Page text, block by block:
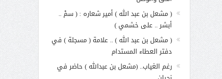
(مشعل بن عبد الله).. الجندي المقاتل من أجل
الحق والوطن
( مشعل بن عبد الله ) أمير شعاره : ( سمْ ..
أبشر .. على خشمي )
( مشعل بن عبد الله ) .. علامة ( مسجلة ) في
دفتر العطاء المستدام